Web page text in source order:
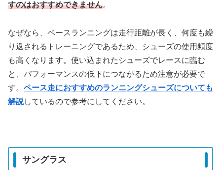
すのはおすすめできません。
なぜなら、ペースランニングは走行距離が長く、何度も繰
り返されるトレーニングであるため、シューズの使用頻度
も高くなります。使い込まれたシューズでレースに臨む
と、パフォーマンスの低下につながるため注意が必要で
す。 ペース走におすすめのランニングシューズについても
解説しているので参考にしてください。
サングラス